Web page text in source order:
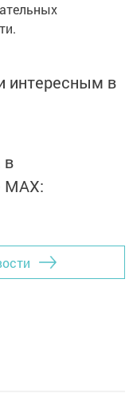
интересным в
в
MАХ: